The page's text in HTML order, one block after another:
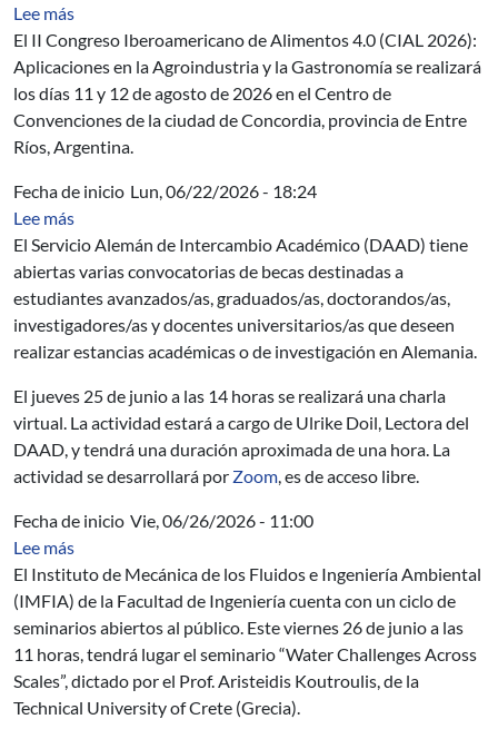
Lee mássobre II Congreso Iberoamericano de Alimentos 4.0
El II Congreso Iberoamericano de Alimentos 4.0 (CIAL 2026):
Aplicaciones en la Agroindustria y la Gastronomía se realizará
los días 11 y 12 de agosto de 2026 en el Centro de
Convenciones de la ciudad de Concordia, provincia de Entre
Ríos, Argentina.
Fecha de inicio Lun, 06/22/2026 - 18:24
Lee mássobre DAAD: Becas para investigación, posgrado y
El Servicio Alemán de Intercambio Académico (DAAD) tiene
abiertas varias convocatorias de becas destinadas a
estudiantes avanzados/as, graduados/as, doctorandos/as,
investigadores/as y docentes universitarios/as que deseen
realizar estancias académicas o de investigación en Alemania.
El jueves 25 de junio a las 14 horas se realizará una charla
virtual. La actividad estará a cargo de Ulrike Doil, Lectora del
DAAD, y tendrá una duración aproximada de una hora. La
actividad se desarrollará por Zoom, es de acceso libre.
Fecha de inicio Vie, 06/26/2026 - 11:00
Lee mássobre Seminario del IMFIA: Water Challenges Across
El Instituto de Mecánica de los Fluidos e Ingeniería Ambiental
(IMFIA) de la Facultad de Ingeniería cuenta con un ciclo de
seminarios abiertos al público. Este viernes 26 de junio a las
11 horas, tendrá lugar el seminario “Water Challenges Across
Scales”, dictado por el Prof. Aristeidis Koutroulis, de la
Technical University of Crete (Grecia).